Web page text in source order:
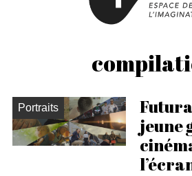
Portraits
jeune